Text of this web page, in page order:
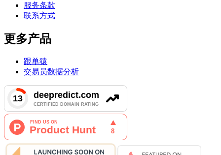
服务条款
联系方式
更多产品
跟单猿
交易员数据分析